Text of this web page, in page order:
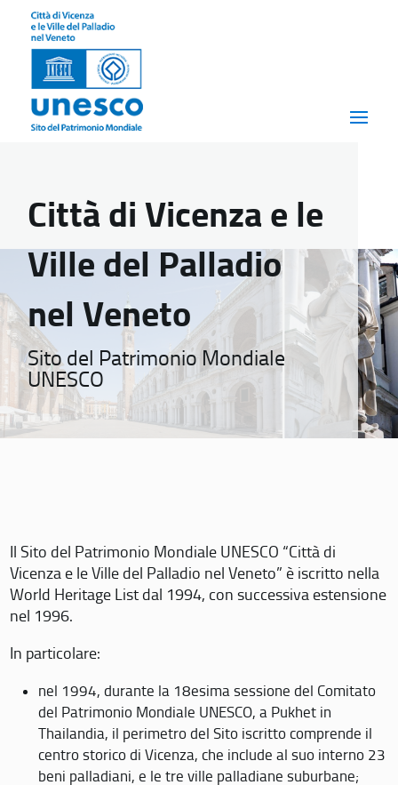
Città di Vicenza e le
Ville del Palladio
nel Veneto
Sito del Patrimonio Mondiale
UNESCO
Il Sito del Patrimonio Mondiale UNESCO “Città di
Vicenza e le Ville del Palladio nel Veneto” è iscritto nella
World Heritage List dal 1994, con successiva estensione
nel 1996.
In particolare:
nel 1994, durante la 18esima sessione del Comitato
del Patrimonio Mondiale UNESCO, a Pukhet in
Thailandia, il perimetro del Sito iscritto comprende il
centro storico di Vicenza, che include al suo interno 23
beni palladiani, e le tre ville palladiane suburbane;